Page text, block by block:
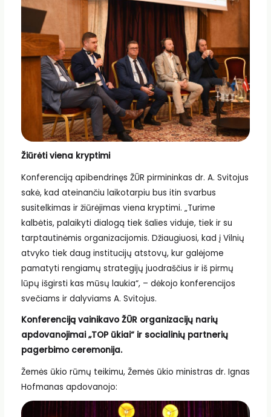
Žiūrėti viena kryptimi
Konferenciją apibendrinęs ŽŪR pirmininkas dr. A. Svitojus
sakė, kad ateinančiu laikotarpiu bus itin svarbus
susitelkimas ir žiūrėjimas viena kryptimi. „Turime
kalbėtis, palaikyti dialogą tiek šalies viduje, tiek ir su
tarptautinėmis organizacijomis. Džiaugiuosi, kad į Vilnių
atvyko tiek daug institucijų atstovų, kur galėjome
pamatyti rengiamų strategijų juodraščius ir iš pirmų
lūpų išgirsti kas mūsų laukia“, – dėkojo konferencijos
svečiams ir dalyviams A. Svitojus.
Konferenciją vainikavo ŽŪR organizacijų narių
apdovanojimai „TOP ūkiai“ ir socialinių partnerių
pagerbimo ceremonija.
Žemės ūkio rūmų teikimu, Žemės ūkio ministras dr. Ignas
Hofmanas apdovanojo: